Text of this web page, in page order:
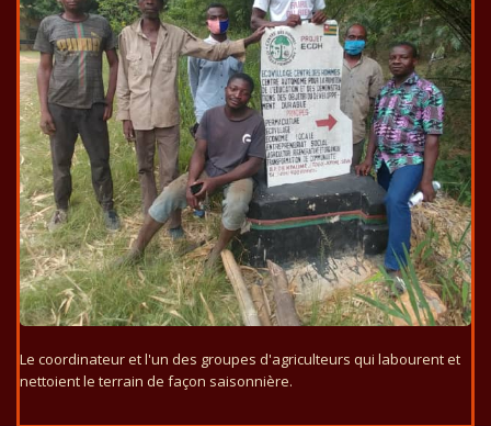
Le coordinateur et l'un des groupes d'agriculteurs qui labourent et
nettoient le terrain de façon saisonnière.